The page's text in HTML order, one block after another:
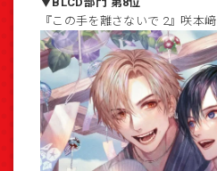
『この手を離さないで 2』咲本﨑